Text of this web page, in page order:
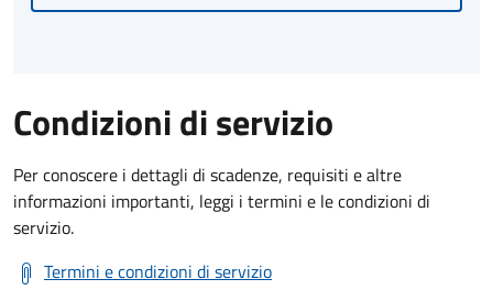
Condizioni di servizio
Per conoscere i dettagli di scadenze, requisiti e altre
informazioni importanti, leggi i termini e le condizioni di
servizio.
Termini e condizioni di servizio